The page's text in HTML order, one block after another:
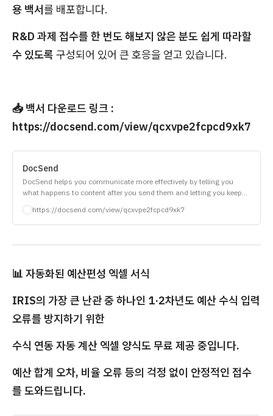
용 백서를 배포합니다.
R&D 과제 접수를 한 번도 해보지 않은 분도 쉽게 따라할
수 있도록 구성되어 있어 큰 호응을 얻고 있습니다.
📥 백서 다운로드 링크 :
https://docsend.com/view/qcxvpe2fcpcd9xk7
DocSend
DocSend helps you communicate more effectively by telling you
what happens to content after you send them and letting you keep
control in real time.
https://docsend.com/view/qcxvpe2fcpcd9xk7
📊 자동화된 예산편성 엑셀 서식
IRIS의 가장 큰 난관 중 하나인 1·2차년도 예산 수식 입력
오류를 방지하기 위한
수식 연동 자동 계산 엑셀 양식도 무료 제공 중입니다.
예산 합계 오차, 비율 오류 등의 걱정 없이 안정적인 접수
를 도와드립니다.